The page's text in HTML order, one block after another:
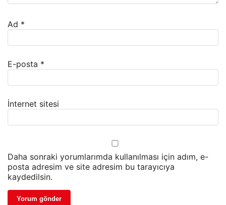
Ad *
E-posta *
İnternet sitesi
Daha sonraki yorumlarımda kullanılması için adım, e-
posta adresim ve site adresim bu tarayıcıya
kaydedilsin.